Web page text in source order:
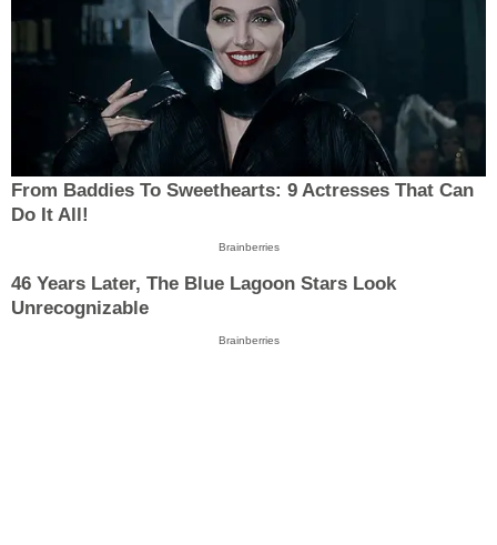
From Baddies To Sweethearts: 9 Actresses That Can
Do It All!
Brainberries
46 Years Later, The Blue Lagoon Stars Look
Unrecognizable
Brainberries